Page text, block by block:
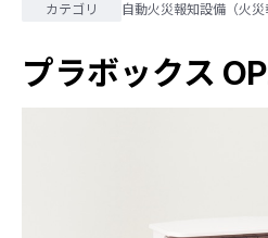
カテゴリ 自動火災報知設備（火災
プラボックス